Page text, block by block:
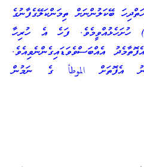
ބޭކަލުންނަށް ތިމަންކަލޭގެފާނުގެ
ހުށަހެޅުއްވީމެވެ. ފަހެ އެ ހުރިހާ
އެއްބަސްވެވަޑައިގެންނެވިއެވެ.
އެފޮތަށް الموطأ ގެ ނަމުން